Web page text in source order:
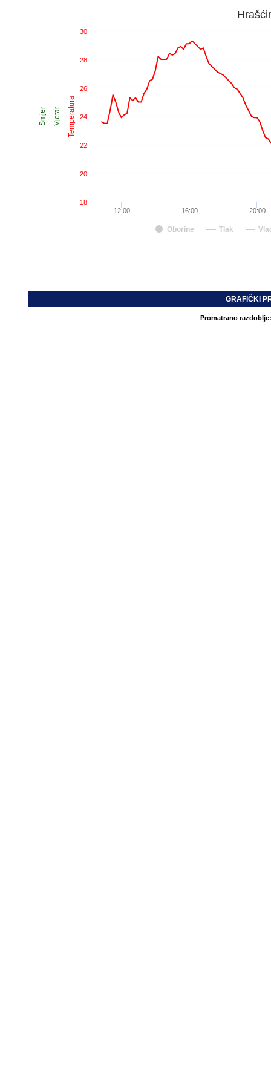
Temperatura
Vjetar
Smjer
Oborine Tlak
12:00 16:00 20:00
18
20
22
24
26
28
30
GRAFIČKI
Promatrano